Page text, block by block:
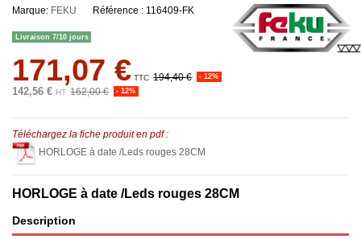
Marque: FEKU Référence : 116409-FK
Livraison 7/10 jours
171,07 € TTC 194,40 € - 12%
142,56 € HT 162,00 € - 12%
Téléchargez la fiche produit en pdf :
HORLOGE à date /Leds rouges 28CM
HORLOGE à date /Leds rouges 28CM
Description